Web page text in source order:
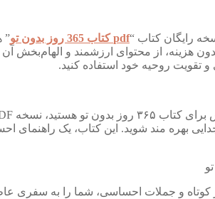
رایگان کتاب “pdf کتاب 365 روز بدون تو
”
هزینه، از محتوای ارزشمند و الهام‌بخش
و تقویت روحیه خود استفاده کنید.
بهره‌ مند شوید. این کتاب، یک
کوتاه و جملات احساسی، شما را به سفری